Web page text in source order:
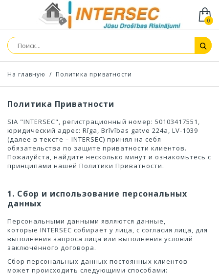
0
На главную / Политика приватности
Политика Приватности
SIA "INTERSEC", регистрационный номер: 50103417551,
юридический адрес: Rīga, Brīvības gatve 224a, LV-1039
(далее в тексте – INTERSEC) принял на себя
обязательства по защите приватности клиентов.
Пожалуйста, найдите несколько минут и ознакомьтесь с
принципами нашей Политики Приватности.
1. Сбор и использование персональных
данных
Персональными данными являются данные,
которые INTERSEC собирает у лица, с согласия лица, для
выполнения запроса лица или выполнения условий
заключённого договора.
Сбор персональных данных постоянных клиентов
может происходить следующими способами: